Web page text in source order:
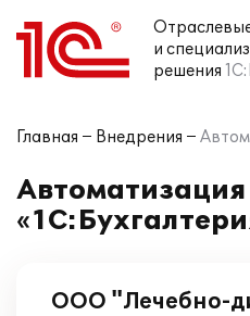
и
решения
Главная Внедрения
Автоматизация
ООО "Лечебно-